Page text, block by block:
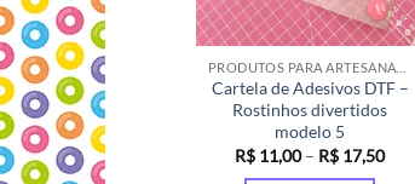
escolhidas
na
página
do
produto
PRODUTOS PARA ARTESANATO
Cartela de Adesivos DTF –
Rostinhos divertidos
modelo 5
R$ 11,00 – R$ 17,50Faixa